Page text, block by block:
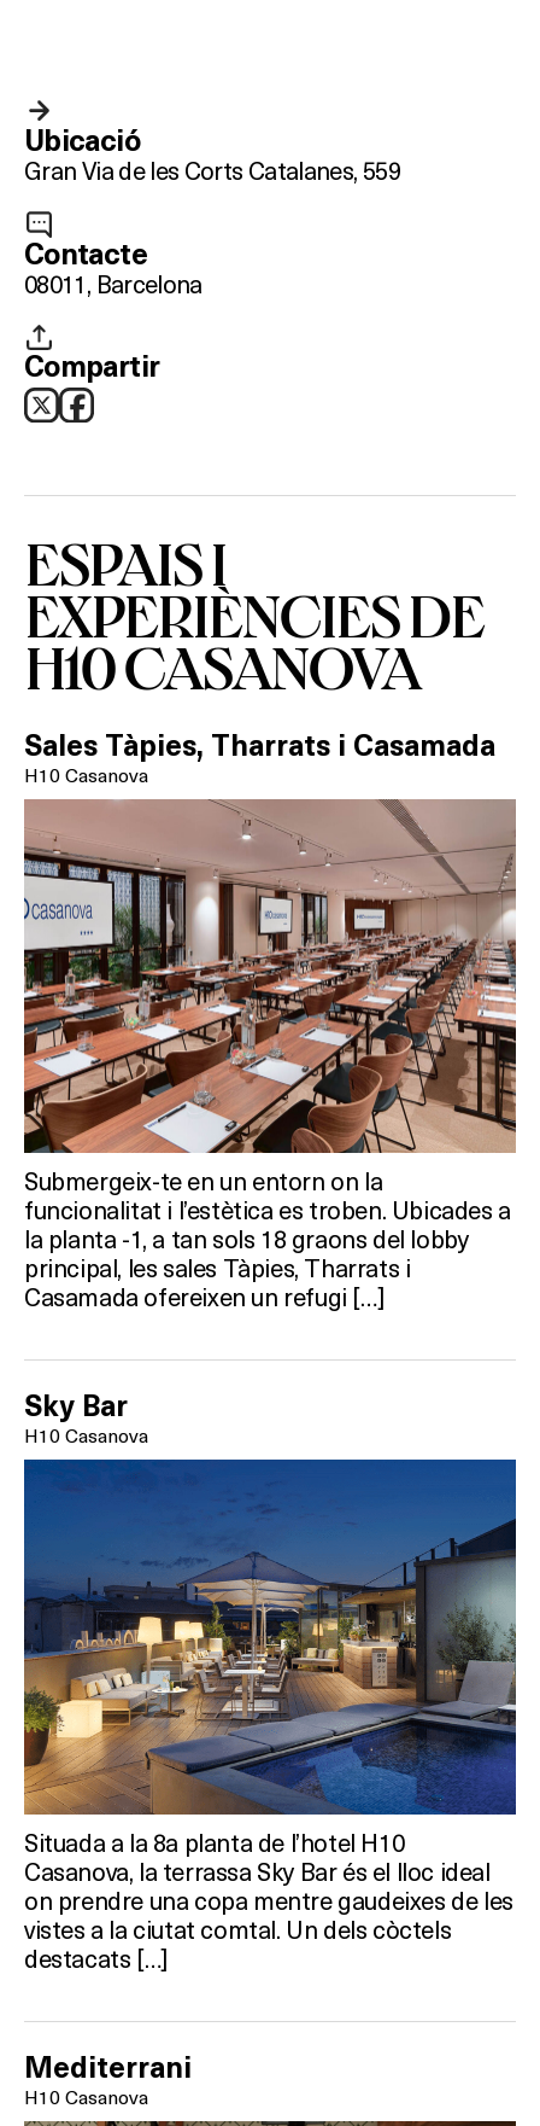
Ubicació
Gran Via de les Corts Catalanes, 559
Contacte
08011, Barcelona
Compartir
ESPAIS I
EXPERIÈNCIES DE
H10 CASANOVA
Sales Tàpies, Tharrats i Casamada
H10 Casanova
Submergeix-te en un entorn on la
funcionalitat i l’estètica es troben. Ubicades a
la planta -1, a tan sols 18 graons del lobby
principal, les sales Tàpies, Tharrats i
Casamada ofereixen un refugi […]
Sky Bar
H10 Casanova
Situada a la 8a planta de l’hotel H10
Casanova, la terrassa Sky Bar és el lloc ideal
on prendre una copa mentre gaudeixes de les
vistes a la ciutat comtal. Un dels còctels
destacats […]
Mediterrani
H10 Casanova